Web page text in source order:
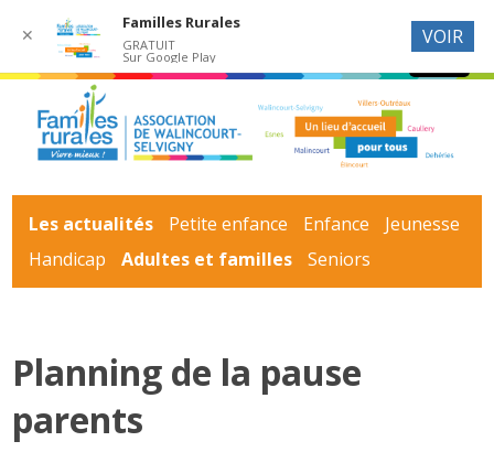
Les actualités Petite enfance Enfance
Jeunesse
Handicap
Adultes et familles Seniors
Planning de la pause
parents
✕
Familles Rurales
GRATUIT
Sur Google Play
VOIR